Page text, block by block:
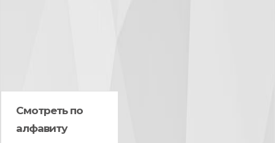
Смотреть по
алфавиту